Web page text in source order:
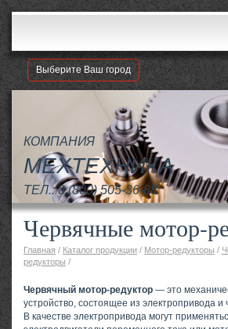
Выберите Ваш город
КОМПАНИЯ
МЕХТЕХНИКА
ТЕЛ.:8 (800) 505-36-88
Червячные мотор-
Главная / Каталог продукции / Мотор-редукторы /
редукторы /
Червячный мотор-редуктор — это
устройство, состоящее из электропривода и
В качестве электропривода могут